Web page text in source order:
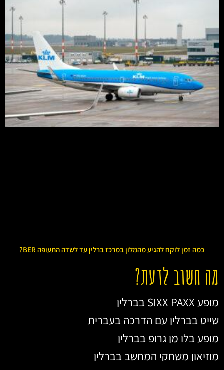
כמה זמן לוקח להגיע מהמלון במרכז ברלין עד לשדה התעופה BER?
מה חשוב לדעת?
מופע SIXX PAXX בברלין
שייט בברלין עם הדרכה בעברית
מופע בלו מן גרופ בברלין
מוזיאון משחקי המחשב בברלין